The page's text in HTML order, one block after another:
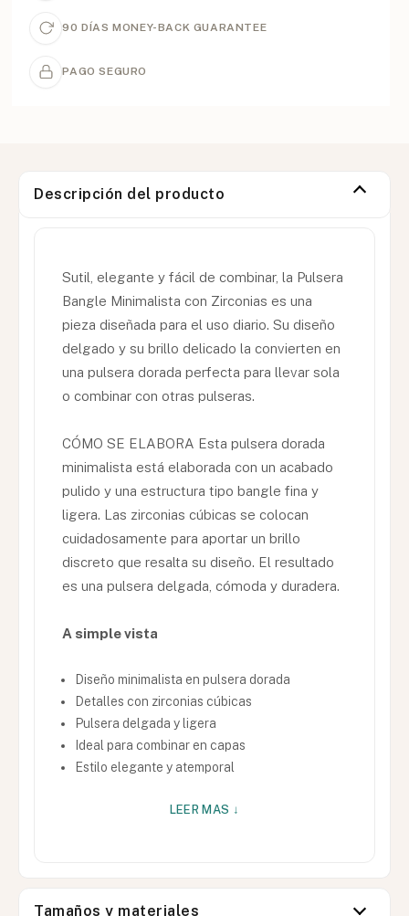
90 DÍAS MONEY-BACK GUARANTEE
PAGO SEGURO
Descripción del producto
Sutil, elegante y fácil de combinar, la Pulsera
Bangle Minimalista con Zirconias es una
pieza diseñada para el uso diario. Su diseño
delgado y su brillo delicado la convierten en
una pulsera dorada perfecta para llevar sola
o combinar con otras pulseras.
CÓMO SE ELABORA Esta pulsera dorada
minimalista está elaborada con un acabado
pulido y una estructura tipo bangle fina y
ligera. Las zirconias cúbicas se colocan
cuidadosamente para aportar un brillo
discreto que resalta su diseño. El resultado
es una pulsera delgada, cómoda y duradera.
A simple vista
Diseño minimalista en pulsera dorada
Detalles con zirconias cúbicas
Pulsera delgada y ligera
Ideal para combinar en capas
Estilo elegante y atemporal
LEER MAS ↓
Tamaños y materiales